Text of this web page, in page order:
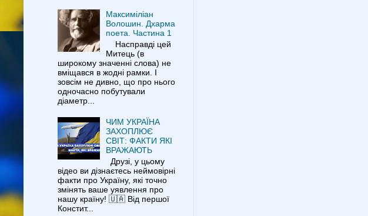
Максиміліан
Волошин. Дхарма
поета. Частина 1
Насправді цей
Митець (в
широкому значенні слова) не
вміщався в жодні рамки. І
зовсім не дивно, що про нього
одночасно побутували
діаметр...
ЧИМ УКРАЇНА
ЗАХОПЛЮЄ
СВІТ: ФАКТИ ЯКІ
ВРАЖАЮТЬ
Друзі, у цьому
відео ви дізнаєтесь неймовірні
факти про Україну, які точно
змінять ваше уявлення про
нашу країну! 🇺🇦 Від першої
Констит...